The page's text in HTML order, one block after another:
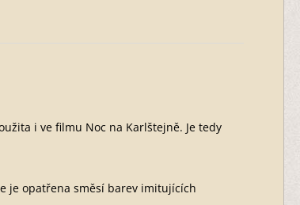
i ve filmu Noc na Karlštejně. Je tedy
je opatřena směsí barev imitujících